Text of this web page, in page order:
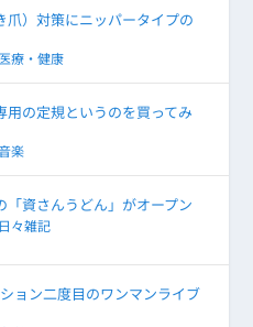
）対策にニッパータイプの
医療・健康
の定規というのを買ってみ
楽
資さんうどん」がオープン
日々雑記
ョン二度目のワンマンライブ